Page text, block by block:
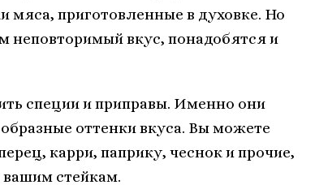
приготовленные в духовке. Но
неповторимый вкус, понадобятся и
специи и приправы. Именно они
оттенки вкуса. Вы можете
карри, паприку, чеснок и прочие,
вашим стейкам.